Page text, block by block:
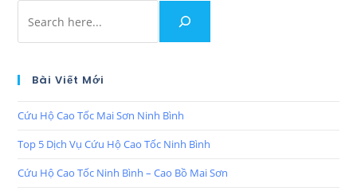
Bài Viết Mới
Cứu Hộ Cao Tốc Mai Sơn Ninh Bình
Top 5 Dịch Vụ Cứu Hộ Cao Tốc Ninh Bình
Cứu Hộ Cao Tốc Ninh Bình – Cao Bồ Mai Sơn